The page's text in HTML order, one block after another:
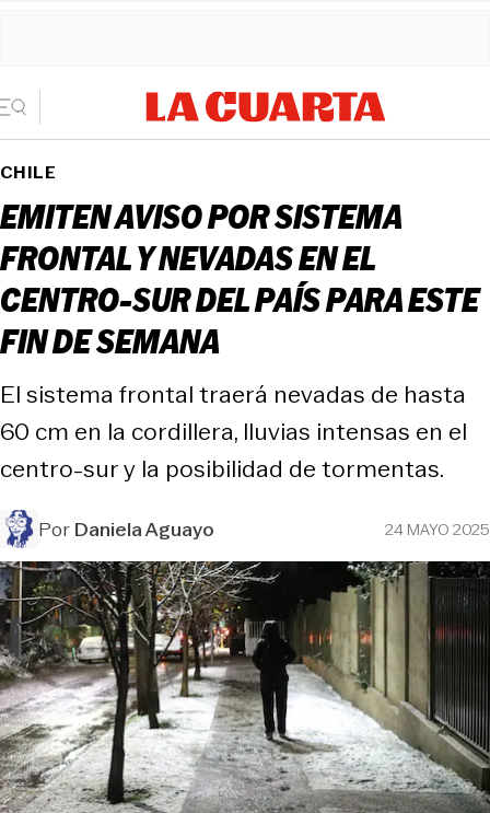
CHILE
EMITEN AVISO POR SISTEMA
FRONTAL Y NEVADAS EN EL
CENTRO-SUR DEL PAÍS PARA ESTE
FIN DE SEMANA
El sistema frontal traerá nevadas de hasta
60 cm en la cordillera, lluvias intensas en el
centro-sur y la posibilidad de tormentas.
PorDaniela Aguayo 24 MAYO 2025